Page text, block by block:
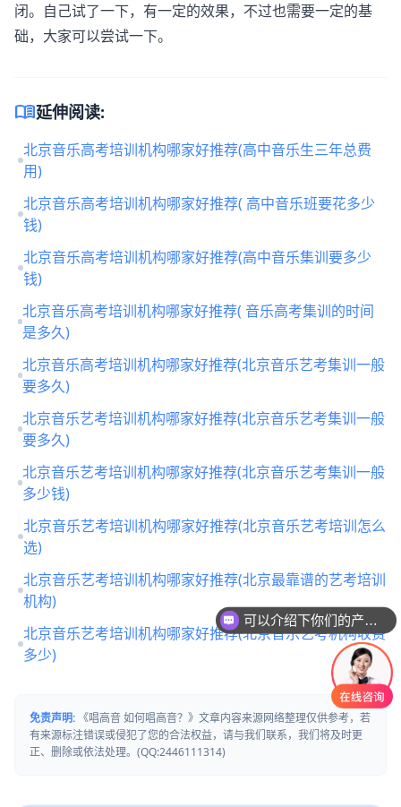
闭。自己试了一下，有一定的效果，不过也需要一定的基
础，大家可以尝试一下。
menu_book延伸阅读:
北京音乐高考培训机构哪家好推荐(高中音乐生三年总费
用)
北京音乐高考培训机构哪家好推荐( 高中音乐班要花多少
钱)
北京音乐高考培训机构哪家好推荐(高中音乐集训要多少
钱)
北京音乐高考培训机构哪家好推荐( 音乐高考集训的时间
是多久)
北京音乐高考培训机构哪家好推荐(北京音乐艺考集训一般
要多久)
北京音乐艺考培训机构哪家好推荐(北京音乐艺考集训一般
要多久)
北京音乐艺考培训机构哪家好推荐(北京音乐艺考集训一般
多少钱)
北京音乐艺考培训机构哪家好推荐(北京音乐艺考培训怎么
选)
北京音乐艺考培训机构哪家好推荐(北京最靠谱的艺考培训
机构)
北京音乐艺考培训机构哪家好推荐(北京音乐艺考机构收费
多少)
免责声明: 《唱高音 如何唱高音？》文章内容来源网络整理仅供参考，若
有来源标注错误或侵犯了您的合法权益，请与我们联系，我们将及时更
正、删除或依法处理。(QQ:2446111314)
可以介绍下你们的产品么